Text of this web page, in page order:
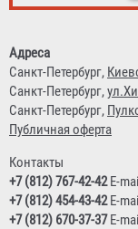
Адреса
Санкт-Петербург,
Санкт-Петербург,
Санкт-Петербург,
Публичная оферта
Контакты
+7 (812) 767-42-42E-
+7 (812) 454-43-42E-
+7 (812) 670-37-37E-